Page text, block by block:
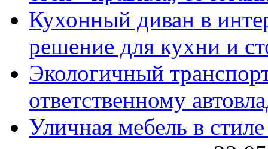
Кухонный диван в
решение для кухни и
Экологичный
ответственному
Уличная мебель в